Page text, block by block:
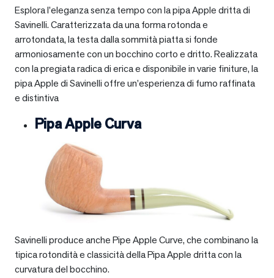
Esplora l’eleganza senza tempo con la pipa Apple dritta di
Savinelli. Caratterizzata da una forma rotonda e
arrotondata, la testa dalla sommità piatta si fonde
armoniosamente con un bocchino corto e dritto. Realizzata
con la pregiata radica di erica e disponibile in varie finiture, la
pipa Apple di Savinelli offre un’esperienza di fumo raffinata
e distintiva
Pipa Apple Curva
Savinelli produce anche Pipe Apple Curve, che combinano la
tipica rotondità e classicità della Pipa Apple dritta con la
curvatura del bocchino.